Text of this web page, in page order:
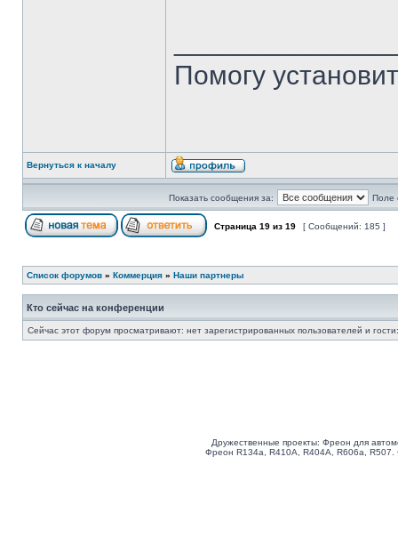
Помогу
Вернуться к началу
Показать сообщения за: Поле
Страница 19 из 19 [ Сообщений: 185 ]
Список форумов » Коммерция » Наши партнеры
Кто сейчас на конференции
Сейчас этот форум просматривают: нет зарегистрированных пользователей и
Дружественные проекты: Фреон для
Фреон R134a, R410A, R404A, R606a,